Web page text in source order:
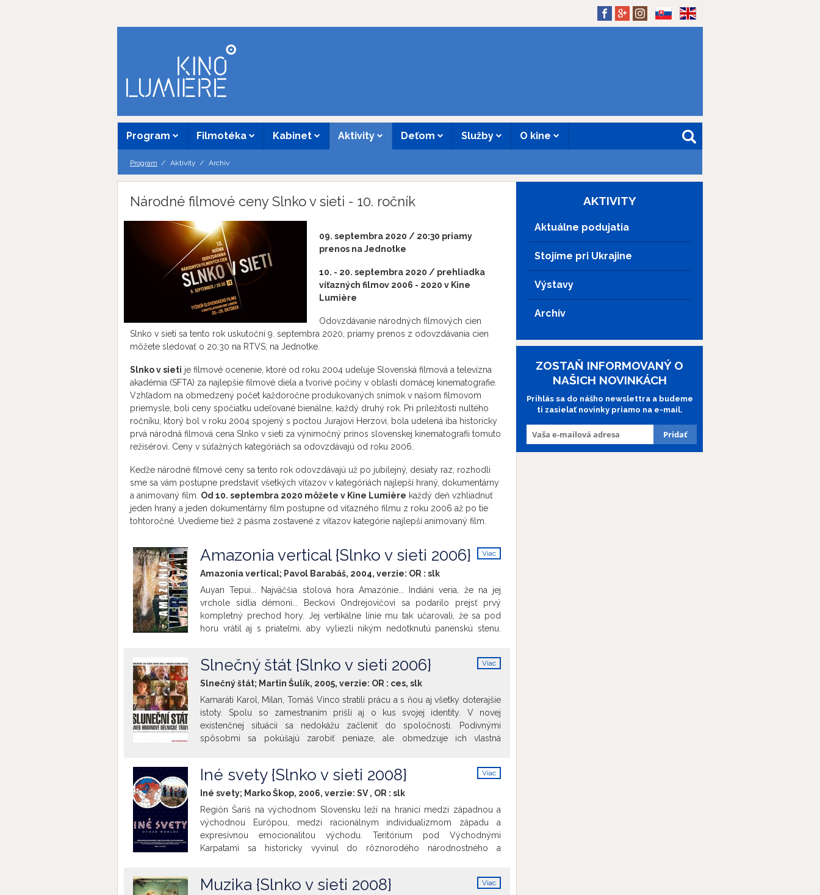
Program Filmotéka Kabinet Aktivity Deťom Služby O kine
Program Aktivity Archív
Národné filmové ceny Slnko v sieti - 10. ročník
09. septembra 2020 / 20:30 priamy
prenos na Jednotke
10. - 20. septembra 2020 / prehliadka
víťazných filmov 2006 - 2020 v Kine
Lumière
Odovzdávanie národných filmových cien
Slnko v sieti sa tento rok uskutoční 9. septembra 2020, priamy prenos z odovzdávania cien
môžete sledovať o 20:30 na RTVS; na Jednotke.
Slnko v sieti je filmové ocenenie, ktoré od roku 2004 udeľuje Slovenská filmová a televízna
akadémia (SFTA) za najlepšie filmové diela a tvorivé počiny v oblasti domácej kinematografie.
Vzhľadom na obmedzený počet každoročne produkovaných snímok v našom filmovom
priemysle, boli ceny spočiatku udeľované bienálne, každý druhý rok. Pri príležitosti nultého
ročníku, ktorý bol v roku 2004 spojený s poctou Jurajovi Herzovi, bola udelená iba historicky
prvá národná filmová cena Slnko v sieti za výnimočný prínos slovenskej kinematografii tomuto
režisérovi. Ceny v súťažných kategóriách sa odovzdávajú od roku 2006.
Keďže národné filmové ceny sa tento rok odovzdávajú už po jubilejný, desiaty raz, rozhodli
sme sa vám postupne predstaviť všetkých víťazov v kategóriách najlepší hraný, dokumentárny
a animovaný film. Od 10. septembra 2020 môžete v Kine Lumière každý deň vzhliadnuť
jeden hraný a jeden dokumentárny film postupne od víťazného filmu z roku 2006 až po tie
tohtoročné. Uvedieme tiež 2 pásma zostavené z víťazov kategórie najlepší animovaný film.
Viac
Amazonia vertical {Slnko v sieti 2006}
Amazonia vertical; Pavol Barabáš, 2004, verzie: OR : slk
Auyan Tepui... Najväčšia stolová hora Amazónie... Indiáni veria, že na jej
vrchole sídlia démoni... Beckovi Ondrejovičovi sa podarilo prejsť prvý
kompletný prechod hory. Jej vertikálne línie mu tak učarovali, že sa pod
horu vrátil aj s priateľmi, aby vyliezli nikým nedotknutú panenskú stenu.
Viac
Slnečný štát {Slnko v sieti 2006}
Slnečný štát; Martin Šulík, 2005, verzie: OR : ces, slk
Kamaráti Karol, Milan, Tomáš Vinco stratili prácu a s ňou aj všetky doterajšie
istoty. Spolu so zamestnaním prišli aj o kus svojej identity. V novej
existenčnej situácii sa nedokážu začleniť do spoločnosti. Podivnými
spôsobmi sa pokúšajú zarobiť peniaze, ale obmedzuje ich vlastná
prenáša do vzájomných vzťahov aj do ich súkromia. Začínajú sa hádať o
peniaze, prestáva medzi nimi fingovať pocit vzájomnej spriaznenosti a
Viac
Iné svety {Slnko v sieti 2008}
Iné svety; Marko Škop, 2006, verzie: SV, OR : slk
Región Šariš na východnom Slovensku leží na hranici medzi západnou a
východnou Európou, medzi racionálnym individualizmom západu a
expresívnou emocionalitou východu. Teritórium pod Východnými
Karpatami sa historicky vyvinul do rôznorodého národnostného a
Dokumentárny film sleduje takzvané globalizačné procesy a ich efekt na
Viac
Muzika {Slnko v sieti 2008}
AKTIVITY
Aktuálne podujatia
Stojíme pri Ukrajine
Výstavy
Archív
ZOSTAŇ INFORMOVANÝ O
NAŠICH NOVINKÁCH
Prihlás sa do nášho newslettra a budeme
ti zasielať novinky priamo na e-mail.